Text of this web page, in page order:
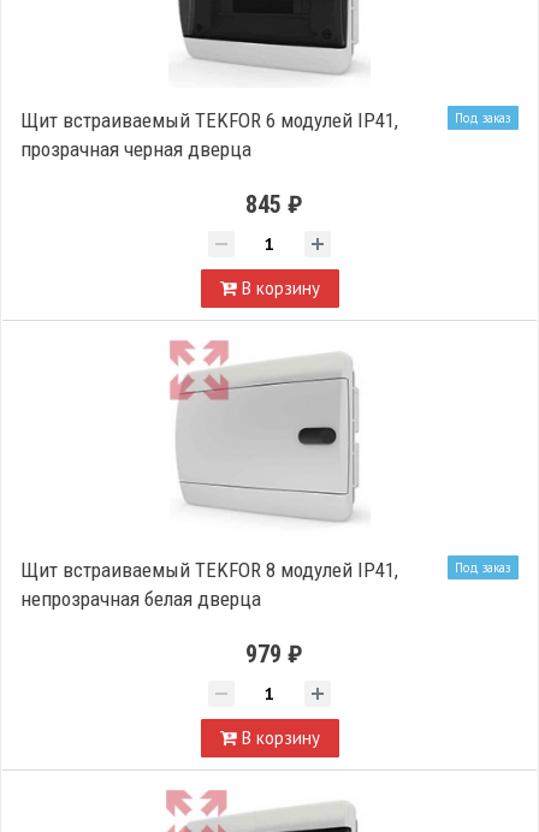
Под заказ
Щит встраиваемый TEKFOR 6 модулей IP41,
прозрачная черная дверца
845 ₽
В корзину
Под заказ
Щит встраиваемый TEKFOR 8 модулей IP41,
непрозрачная белая дверца
979 ₽
В корзину